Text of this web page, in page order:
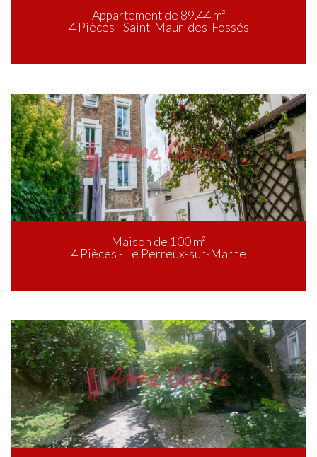
Appartement de 89.44 m²
4 Pièces - Saint-Maur-des-Fossés
Maison de 100 m²
4 Pièces - Le Perreux-sur-Marne